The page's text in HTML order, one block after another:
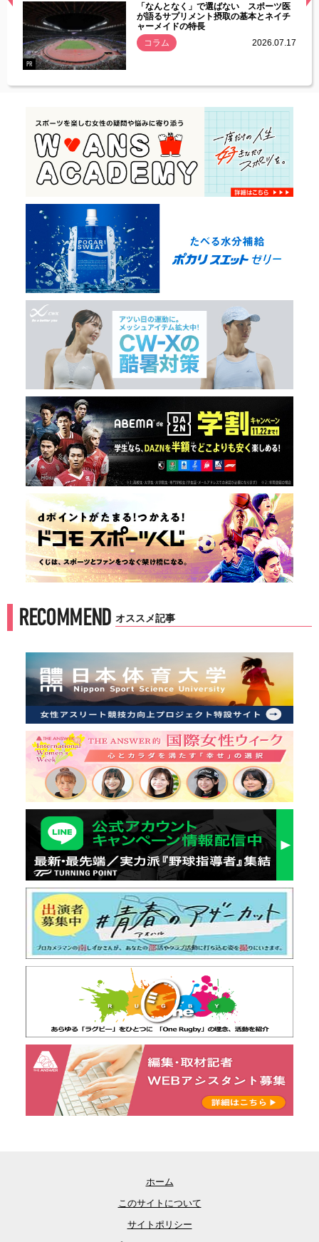
常
PR
「なんとなく」で選ばない スポーツ医
が語るサプリメント摂取の基本とネイチ
ャーメイドの特長
コラム
2026.07.17
RECOMMEND オススメ記事
ホーム
このサイトについて
サイトポリシー